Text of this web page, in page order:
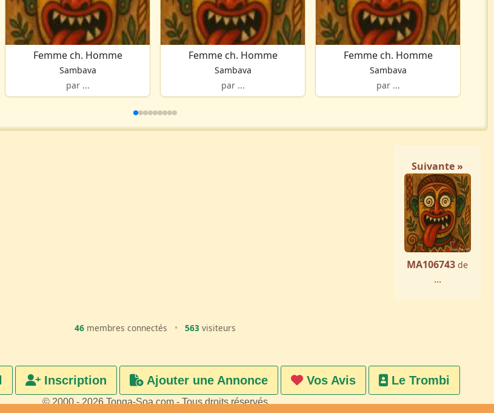
Femme ch. Homme
Sambava
par ...
Femme ch. Homme
Sambava
par ...
Femme ch. Homme
Sambava
par ...
Suivante »
MA106743 de
...
46 membres connectés • 563 visiteurs
Inscription Ajouter une Annonce Vos Avis Le Trombi
© 2000 - 2026 Tonga-Soa.com - Tous droits réservés